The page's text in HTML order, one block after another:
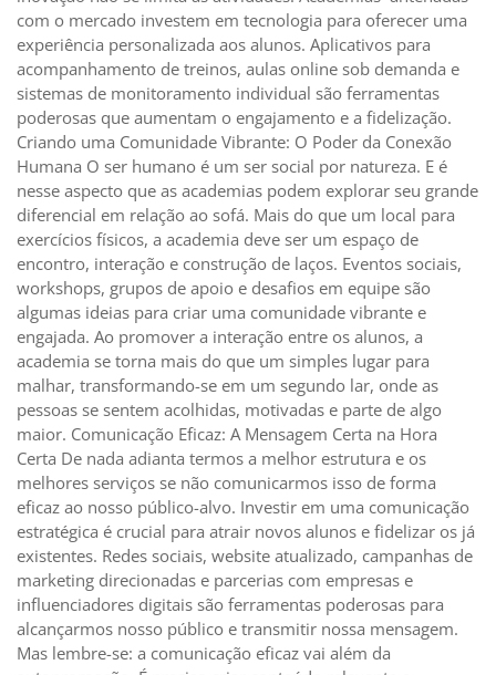
com o mercado investem em tecnologia para oferecer uma
experiência personalizada aos alunos. Aplicativos para
acompanhamento de treinos, aulas online sob demanda e
sistemas de monitoramento individual são ferramentas
poderosas que aumentam o engajamento e a fidelização.
Criando uma Comunidade Vibrante: O Poder da Conexão
Humana O ser humano é um ser social por natureza. E é
nesse aspecto que as academias podem explorar seu grande
diferencial em relação ao sofá. Mais do que um local para
exercícios físicos, a academia deve ser um espaço de
encontro, interação e construção de laços. Eventos sociais,
workshops, grupos de apoio e desafios em equipe são
algumas ideias para criar uma comunidade vibrante e
engajada. Ao promover a interação entre os alunos, a
academia se torna mais do que um simples lugar para
malhar, transformando-se em um segundo lar, onde as
pessoas se sentem acolhidas, motivadas e parte de algo
maior. Comunicação Eficaz: A Mensagem Certa na Hora
Certa De nada adianta termos a melhor estrutura e os
melhores serviços se não comunicarmos isso de forma
eficaz ao nosso público-alvo. Investir em uma comunicação
estratégica é crucial para atrair novos alunos e fidelizar os já
existentes. Redes sociais, website atualizado, campanhas de
marketing direcionadas e parcerias com empresas e
influenciadores digitais são ferramentas poderosas para
alcançarmos nosso público e transmitir nossa mensagem.
Mas lembre-se: a comunicação eficaz vai além da